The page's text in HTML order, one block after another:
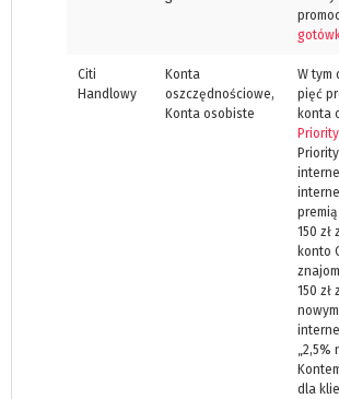
Citi
Handlowy
Konta
oszczędnościowe,
Konta osobiste
W tym
pięć
konta
Priority
150 zł
konto
150 zł
dla